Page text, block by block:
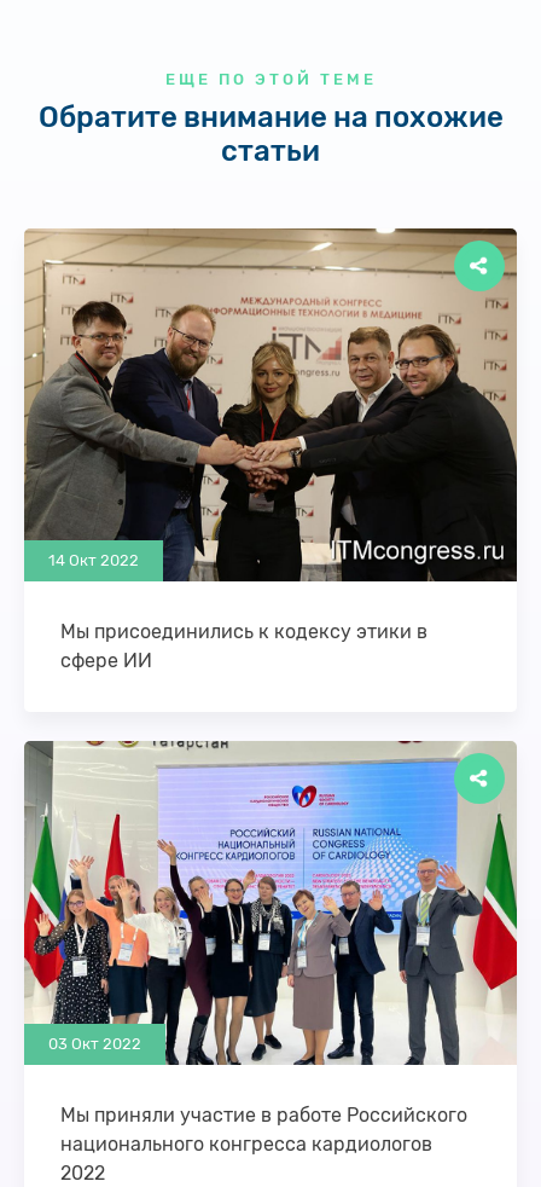
ЕЩЕ ПО ЭТОЙ ТЕМЕ
Обратите внимание на похожие
статьи
14 Окт 2022
Мы присоединились к кодексу этики в
сфере ИИ
сервисы для медицины и здравоохранения на
основе технологий ИИ, приняли решение …
03 Окт 2022
Мы приняли участие в работе Российского
национального конгресса кардиологов
2022